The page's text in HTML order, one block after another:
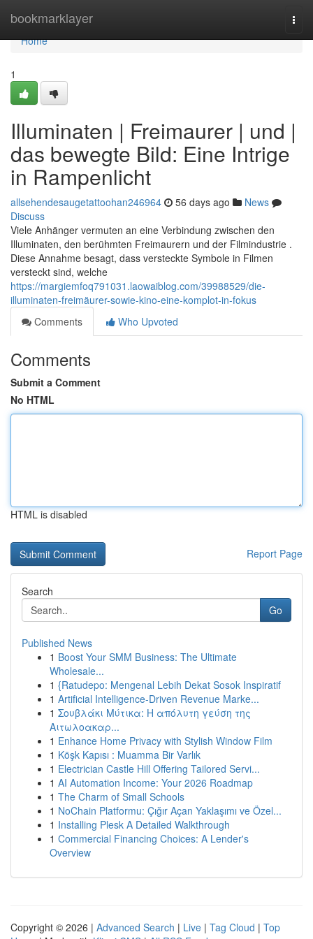
bookmarklayer
Home
Home
1
Illuminaten | Freimaurer | und |
das bewegte Bild: Eine Intrige
in Rampenlicht
allsehendesaugetattoohan246964 56 days ago
News
Discuss
Viele Anhänger vermuten an eine Verbindung zwischen den
Illuminaten, den berühmten Freimaurern und der Filmindustrie .
Diese Annahme besagt, dass versteckte Symbole in Filmen
versteckt sind, welche
https://margiemfoq791031.laowaiblog.com/39988529/die-
illuminaten-freimäurer-sowie-kino-eine-komplot-in-fokus
Comments
Who Upvoted
Comments
Submit a Comment
No HTML
HTML is disabled
Report Page
Search
Go
Published News
1 Boost Your SMM Business: The Ultimate
Wholesale...
1 {Ratudepo: Mengenal Lebih Dekat Sosok Inspiratif
1 Artificial Intelligence-Driven Revenue Marke...
1 Σουβλάκι Μύτικα: Η απόλυτη γεύση της
Αιτωλοακαρ...
1 Enhance Home Privacy with Stylish Window Film
1 Köşk Kapısı : Muamma Bir Varlık
1 Electrician Castle Hill Offering Tailored Servi...
1 AI Automation Income: Your 2026 Roadmap
1 The Charm of Small Schools
1 NoChain Platformu: Çığır Açan Yaklaşımı ve Özel...
1 Installing Plesk A Detailed Walkthrough
1 Commercial Financing Choices: A Lender's
Overview
Copyright © 2026 | Advanced Search | Live | Tag Cloud | Top